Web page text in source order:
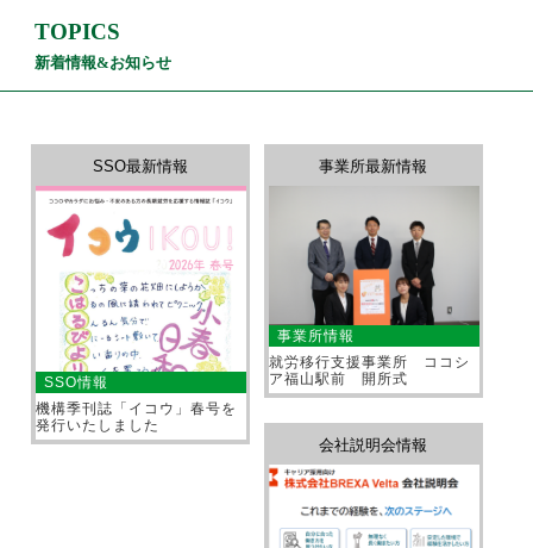
TOPICS
新着情報&お知らせ
SSO最新情報
SSO情報
機構季刊誌「イコウ」春号を
発行いたしました
事業所最新情報
事業所情報
就労移行支援事業所 ココシ
ア福山駅前 開所式
会社説明会情報